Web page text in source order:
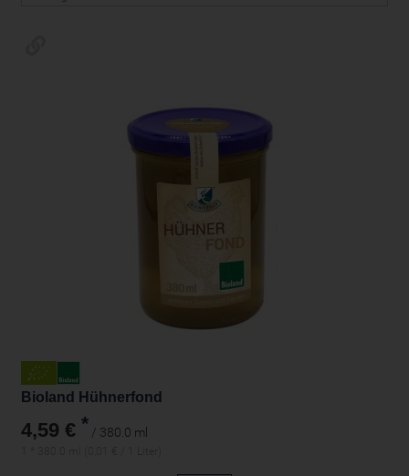
Bioland Hühnerfond
4,59 € * / 380.0 ml